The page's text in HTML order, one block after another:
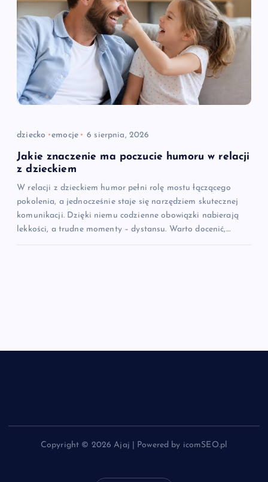
dziecko emocje 6 sierpnia, 2026
Jakie znaczenie ma poczucie humoru w relacji
z dzieckiem
W relacji z dzieckiem humor pełni rolę mostu łączącego
pokolenia, a jednocześnie staje się narzędziem skutecznej
komunikacji. Dzięki niemu codzienne obowiązki nabierają
lekkości, a trudne momenty – dystansu. Warto docenić,…
Copyright © 2026 Ajaj | Powered by icomSEO.pl